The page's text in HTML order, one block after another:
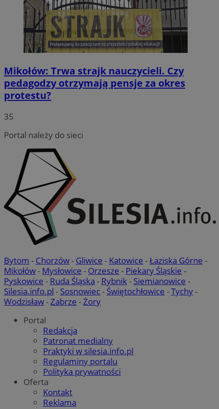
Mikołów: Trwa strajk nauczycieli. Czy
pedagodzy otrzymają pensje za okres
protestu?
35
Portal należy do sieci
Bytom - Chorzów- Gliwice - Katowice -Łaziska Górne -
Mikołów- Mysłowice - Orzesze - Piekary Śląskie -
Pyskowice - Ruda Śląska - Rybnik- Siemianowice -
Silesia.info.pl - Sosnowiec- Świętochłowice -Tychy-
Wodzisław-Zabrze -Żory
Portal
Redakcja
Patronat medialny
Praktyki w silesia.info.pl
Regulaminy portalu
Polityka prywatności
Oferta
Kontakt
Reklama